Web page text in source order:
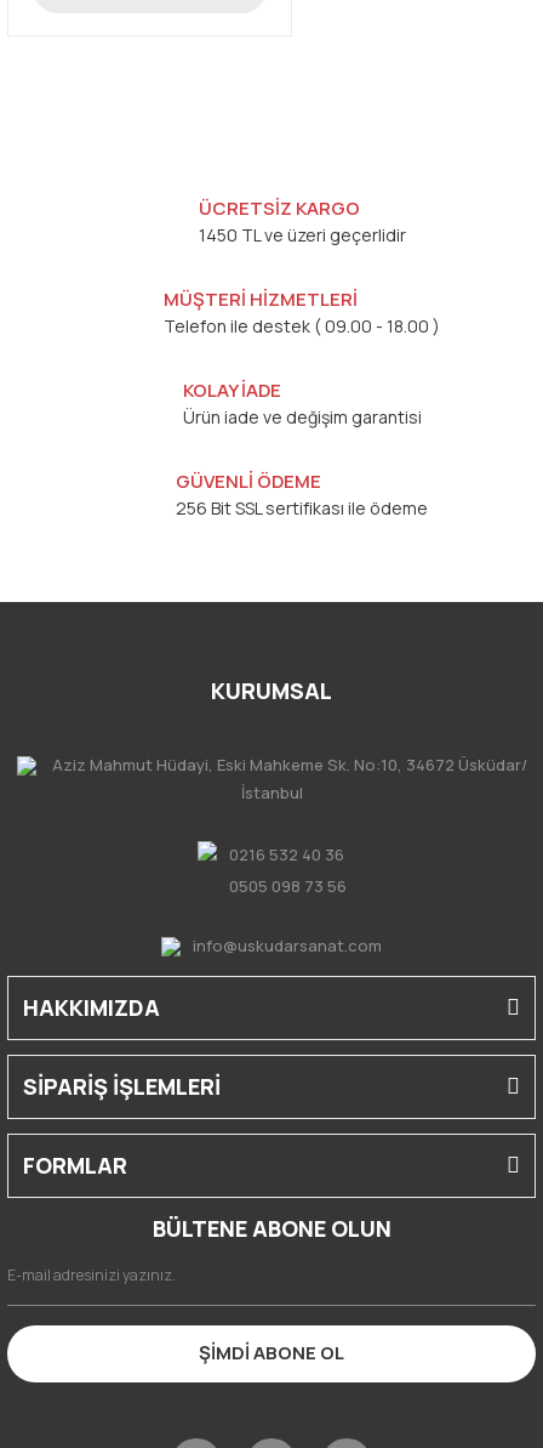
ÜCRETSİZ KARGO
1450 TL ve üzeri geçerlidir
MÜŞTERİ HİZMETLERİ
Telefon ile destek ( 09.00 - 18.00 )
KOLAY İADE
Ürün iade ve değişim garantisi
GÜVENLİ ÖDEME
256 Bit SSL sertifikası ile ödeme
KURUMSAL
Aziz Mahmut Hüdayi, Eski Mahkeme Sk. No:10, 34672 Üsküdar/
İstanbul
0216 532 40 36
0505 098 73 56
info@uskudarsanat.com
HAKKIMIZDA
SİPARİŞ İŞLEMLERİ
FORMLAR
BÜLTENE ABONE OLUN
ŞİMDİ ABONE OL